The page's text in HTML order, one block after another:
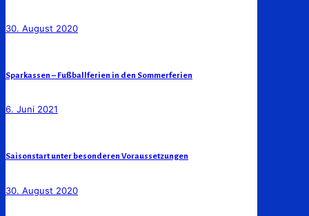
30. August 2020
Sparkassen – Fußballferien in den Sommerferien
6. Juni 2021
Saisonstart unter besonderen Voraussetzungen
30. August 2020